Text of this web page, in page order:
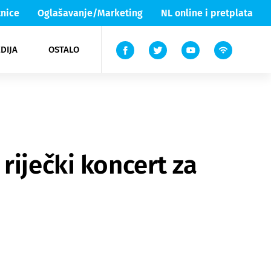
Oglašavanje/Marketing NL online i pretplata
OSTALO
Lika & Senj
TV
koncert za